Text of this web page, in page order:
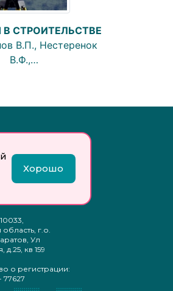
Хорошо
В СТРОИТЕЛЬСТВЕ
В.П., Нестеренок
В.Ф.,…
г.о.
Ул
кв 159
о регистрации: